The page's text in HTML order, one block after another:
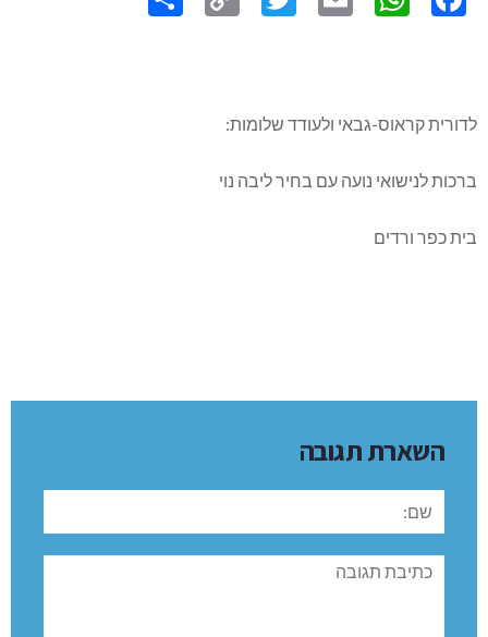
לדורית קראוס-גבאי ולעודד שלומות:
ברכות לנישואי נועה עם בחיר ליבה נוי
בית כפר ורדים
השארת תגובה
שם:
תגובה